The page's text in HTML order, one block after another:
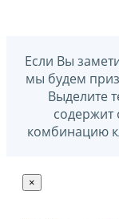
Если Вы
мы будем
Выделите
содержит
комбинацию
×